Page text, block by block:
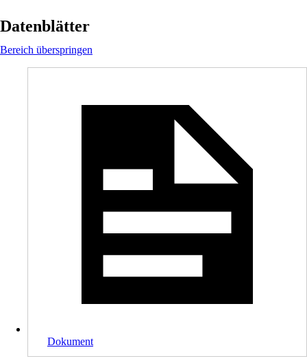
Datenblätter
Bereich überspringen
Dokument